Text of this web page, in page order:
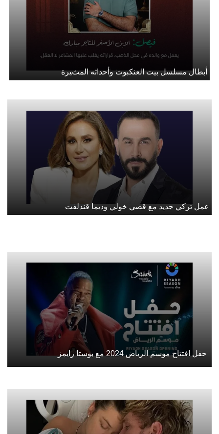
أبطال مسلسل بيت العنكبوت وأحداثه المثيرة
عمل تركي جديد مع قصي خولي وديما قندلفت
حفل افتتاح موسم الرياض 2024 مع بوستا رايمز